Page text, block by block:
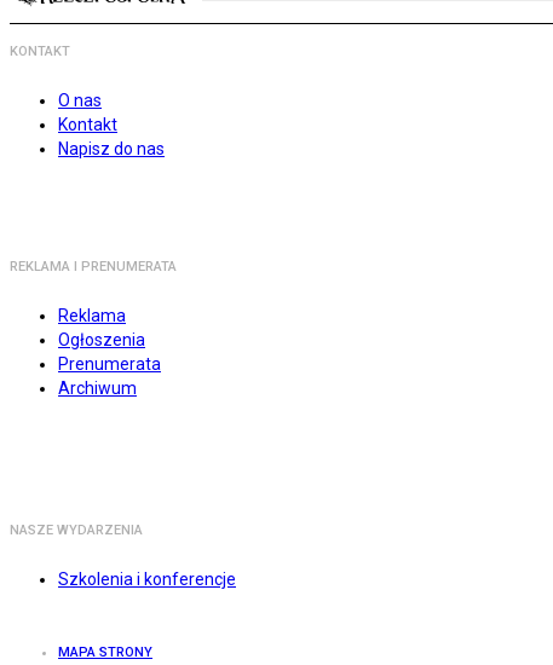
KONTAKT
O nas
Kontakt
Napisz do nas
REKLAMA I PRENUMERATA
Reklama
Ogłoszenia
Prenumerata
Archiwum
NASZE WYDARZENIA
Szkolenia i konferencje
MAPA STRONY